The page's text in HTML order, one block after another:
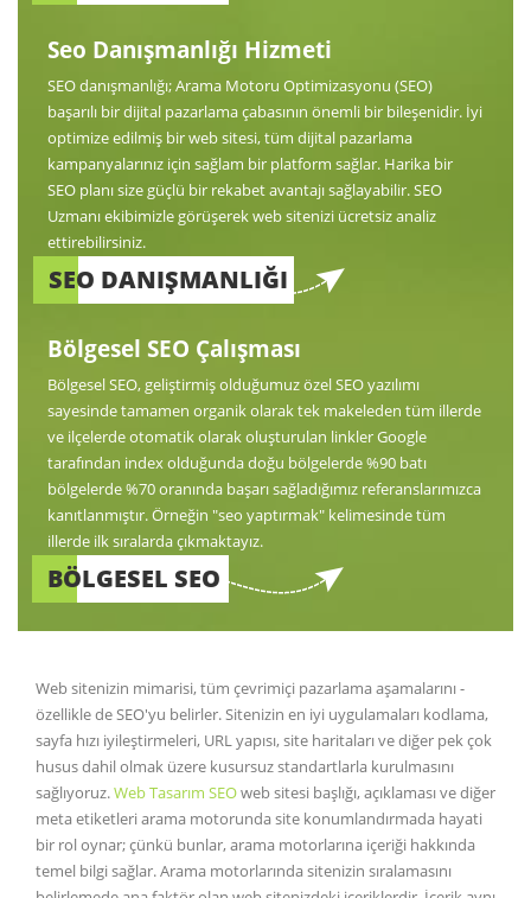
Seo Danışmanlığı Hizmeti
SEO danışmanlığı; Arama Motoru Optimizasyonu (SEO)
başarılı bir dijital pazarlama çabasının önemli bir bileşenidir. İyi
optimize edilmiş bir web sitesi, tüm dijital pazarlama
kampanyalarınız için sağlam bir platform sağlar. Harika bir
SEO planı size güçlü bir rekabet avantajı sağlayabilir. SEO
Uzmanı ekibimizle görüşerek web sitenizi ücretsiz analiz
ettirebilirsiniz.
SEO DANIŞMANLIĞI
Bölgesel SEO Çalışması
Bölgesel SEO, geliştirmiş olduğumuz özel SEO yazılımı
sayesinde tamamen organik olarak tek makeleden tüm illerde
ve ilçelerde otomatik olarak oluşturulan linkler Google
tarafından index olduğunda doğu bölgelerde %90 batı
bölgelerde %70 oranında başarı sağladığımız referanslarımızca
kanıtlanmıştır. Örneğin "seo yaptırmak" kelimesinde tüm
illerde ilk sıralarda çıkmaktayız.
BÖLGESEL SEO
Web sitenizin mimarisi, tüm çevrimiçi pazarlama aşamalarını -
özellikle de SEO'yu belirler. Sitenizin en iyi uygulamaları kodlama,
sayfa hızı iyileştirmeleri, URL yapısı, site haritaları ve diğer pek çok
husus dahil olmak üzere kusursuz standartlarla kurulmasını
sağlıyoruz.Web Tasarım SEOweb sitesi başlığı, açıklaması ve diğer
meta etiketleri arama motorunda site konumlandırmada hayati
bir rol oynar; çünkü bunlar, arama motorlarına içeriği hakkında
temel bilgi sağlar. Arama motorlarında sitenizin sıralamasını